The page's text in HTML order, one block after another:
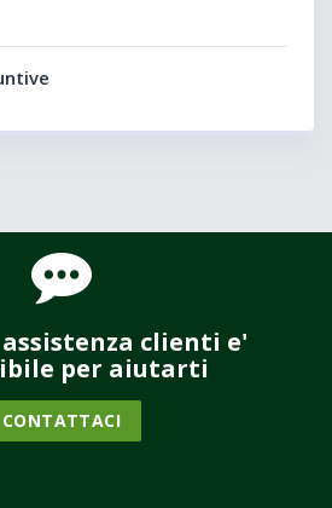
clienti e'
per aiutarti
CONTATTACI